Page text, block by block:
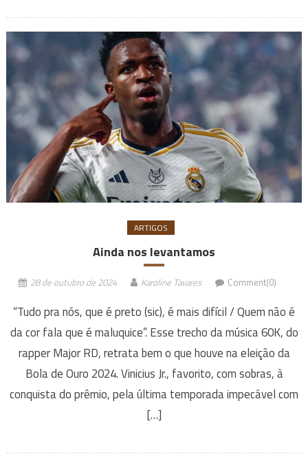
ARTIGOS
Ainda nos levantamos
28 de outubro de 2024 Karoline Tavares Comment(0)
“Tudo pra nós, que é preto (sic), é mais difícil / Quem não é
da cor fala que é maluquice”. Esse trecho da música 60K, do
rapper Major RD, retrata bem o que houve na eleição da
Bola de Ouro 2024. Vinicius Jr., favorito, com sobras, à
conquista do prêmio, pela última temporada impecável com
[…]